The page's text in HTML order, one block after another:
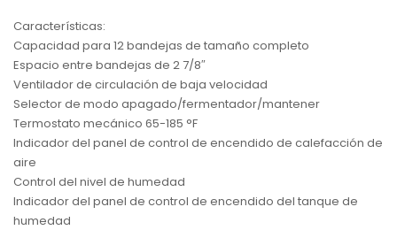
Características:
Capacidad para 12 bandejas de tamaño completo
Espacio entre bandejas de 2 7/8″
Ventilador de circulación de baja velocidad
Selector de modo apagado/fermentador/mantener
Termostato mecánico 65-185 °F
Indicador del panel de control de encendido de calefacción de
aire
Control del nivel de humedad
Indicador del panel de control de encendido del tanque de
humedad